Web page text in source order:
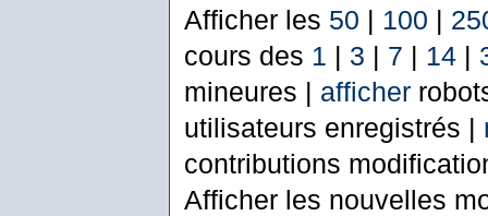
Afficher les 50 | 100 |
cours des 1 | 3 | 7 | 14|
mineures | afficher
utilisateurs enregistrés |
contributions
Afficher les nouvelles